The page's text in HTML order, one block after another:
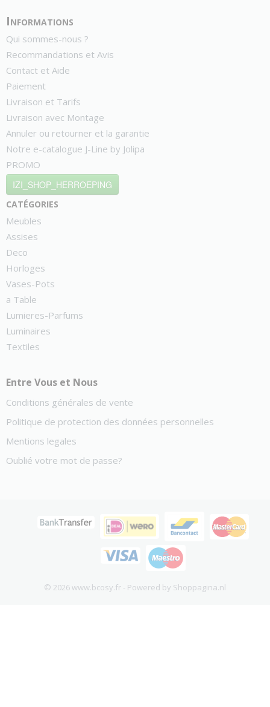
Informations
Qui sommes-nous ?
Recommandations et Avis
Contact et Aide
Paiement
Livraison et Tarifs
Livraison avec Montage
Annuler ou retourner et la garantie
Notre e-catalogue J-Line by Jolipa
PROMO
IZI_SHOP_HERROEPING
catégories
Meubles
Assises
Deco
Horloges
Vases-Pots
a Table
Lumieres-Parfums
Luminaires
Textiles
Entre Vous et Nous
Conditions générales de vente
Politique de protection des données personnelles
Mentions legales
Oublié votre mot de passe?
© 2026 www.bcosy.fr - Powered by Shoppagina.nl